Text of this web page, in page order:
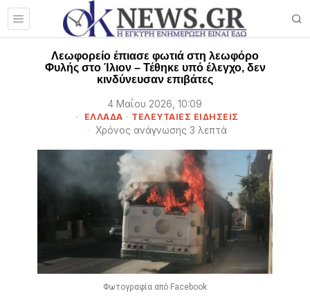
Λεωφορείο έπιασε φωτιά στη λεωφόρο
Φυλής στο Ίλιον – Τέθηκε υπό έλεγχο, δεν
κινδύνευσαν επιβάτες
4 Μαΐου 2026, 10:09
ΕΛΛΑΔΑ · ΤΕΛΕΥΤΑΙΕΣ ΕΙΔΗΣΕΙΣ
Χρόνος ανάγνωσης 3 λεπτά
Φωτογραφία από Facebook